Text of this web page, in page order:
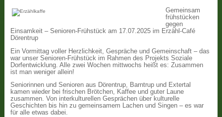
Gemeinsam
frühstücken
gegen
Einsamkeit – Senioren-Frühstück am 17.07.2025 im Erzähl-Café
Dörentrup
Ein Vormittag voller Herzlichkeit, Gespräche und Gemeinschaft – das
war unser Senioren-Frühstück im Rahmen des Projekts Soziale
Dorfentwicklung. Alle zwei Wochen mittwochs heißt es: Zusammen
ist man weniger allein!
Seniorinnen und Senioren aus Dörentrup, Barntrup und Extertal
kamen wieder bei frischen Brötchen, Kaffee und guter Laune
zusammen. Von interkulturellen Gesprächen über kulturelle
Geschichten bis hin zu gemeinsamem Lachen und Singen – es war
für alle etwas dabei.